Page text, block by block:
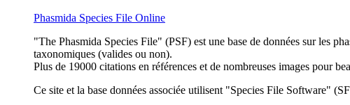
Phasmida Species File Online
"The Phasmida Species File" (PSF) est une base de données sur les
taxonomiques (valides ou non).
Plus de 19000 citations en références et de nombreuses images pour
Ce site et la base données associée utilisent "Species File Software"